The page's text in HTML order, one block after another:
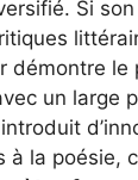
Si
démontre le
un large
à la poésie,